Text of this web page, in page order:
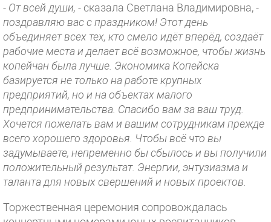
- От всей души, - сказала Светлана Владимировна,-
поздравляю вас с праздником! Этот день
объединяет всех тех, кто смело идёт вперёд, создаёт
рабочие места и делает всё возможное, чтобы жизнь
копейчан была лучше. Экономика Копейска
базируется не только на работе крупных
предприятий, но и на объектах малого
предпринимательства. Спасибо вам за ваш труд.
Хочется пожелать вам и вашим сотрудникам прежде
всего хорошего здоровья. Чтобы всё что вы
задумываете, непременно бы сбылось и вы получили
положительный результат. Энергии, энтузиазма и
таланта для новых свершений и новых проектов.
Торжественная церемония сопровождалась